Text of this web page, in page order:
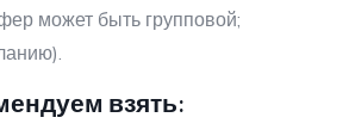
может быть групповой;
взять: